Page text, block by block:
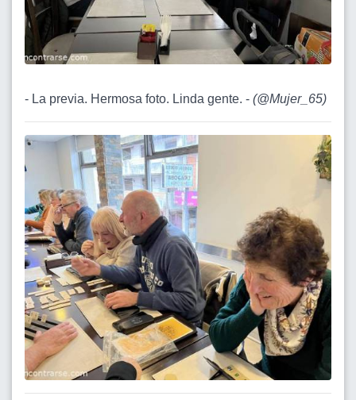
- La previa. Hermosa foto. Linda gente. - (@Mujer_65)